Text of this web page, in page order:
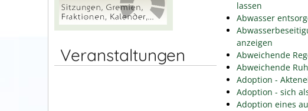
Veranstaltungen
lassen
Abwasser
anzeigen
Abweichende
Abweichende
Adoption -
Adoption - sich
Adoption eines